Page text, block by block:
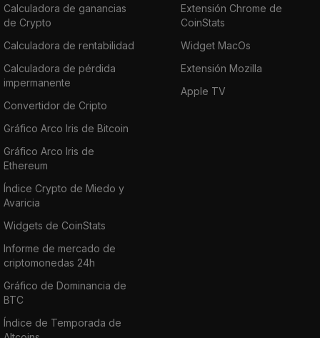
Calculadora de ganancias
de Crypto
Calculadora de rentabilidad
Calculadora de pérdida
impermanente
Convertidor de Cripto
Gráfico Arco Iris de Bitcoin
Gráfico Arco Iris de
Ethereum
Índice Crypto de Miedo y
Avaricia
Widgets de CoinStats
Informe de mercado de
criptomonedas 24h
Gráfico de Dominancia de
BTC
Índice de Temporada de
Extensión Chrome de
CoinStats
Widget MacOs
Extensión Mozilla
Apple TV